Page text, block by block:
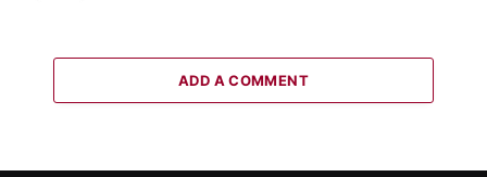
ADD A COMMENT